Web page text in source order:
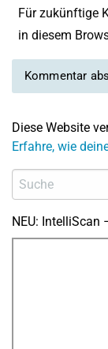
Für zukünftige
in diesem
Diese Website
Erfahre, wie
NEU: IntelliScan